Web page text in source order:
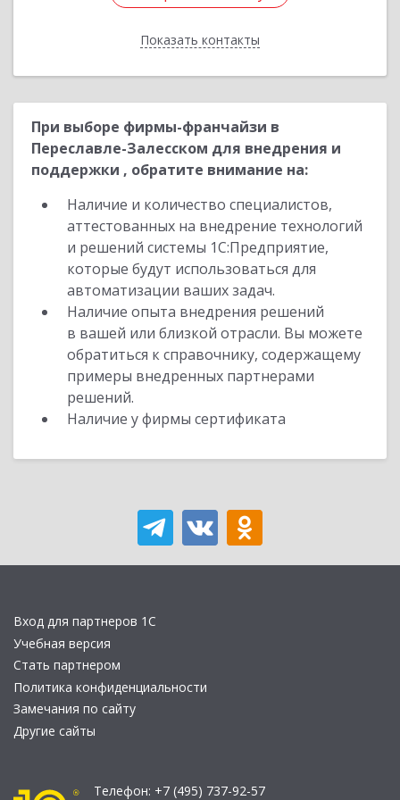
Показать контакты
Назад
При выборе фирмы-франчайзи в
Переславле-Залесском для внедрения и
поддержки , обратите внимание на:
Наличие и количество специалистов,
аттестованных на внедрение технологий
и решений системы 1С:Предприятие,
которые будут использоваться для
автоматизации ваших задач.
Наличие опыта внедрения решений
в вашей или близкой отрасли. Вы можете
обратиться к справочнику, содержащему
примеры внедренных партнерами
решений.
Наличие у фирмы сертификата
Вход для партнеров 1С
Учебная версия
Стать партнером
Политика конфиденциальности
Замечания по сайту
Другие сайты
Телефон: +7 (495) 737-92-57